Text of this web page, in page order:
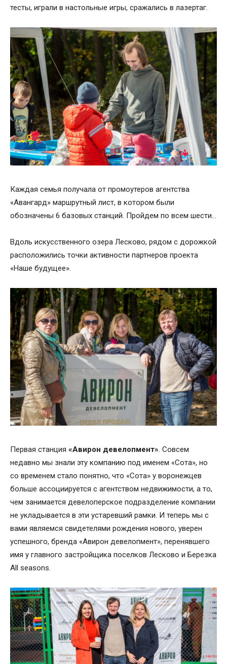
тесты, играли в настольные игры, сражались в лазертаг.
Каждая семья получала от промоутеров агентства
«Авангард» маршрутный лист, в котором были
обозначены 6 базовых станций. Пройдем по всем шести…
Вдоль искусственного озера Лесково, рядом с дорожкой
расположились точки активности партнеров проекта
«Наше будущее».
Первая станция «Авирон девелопмент». Совсем
недавно мы знали эту компанию под именем «Сота», но
со временем стало понятно, что «Сота» у воронежцев
больше ассоциируется с агентством недвижимости, а то,
чем занимается девелоперское подразделение компании
не укладывается в эти устаревший рамки. И теперь мы с
вами являемся свидетелями рождения нового, уверен
успешного, бренда «Авирон девелопмент», перенявшего
имя у главного застройщика поселков Лесково и Березка
All seasons.